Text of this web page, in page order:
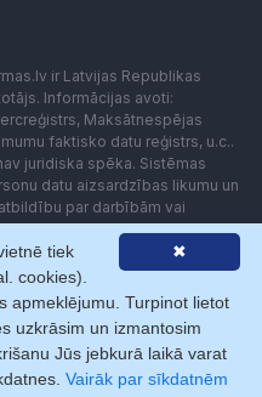
ir Latvijas Republikas
Informācijas avoti:
Maksātnespējas
faktisko datu reģistrs, u.c..
juridiska spēka. Sistēmas
datu aizsardzības likumu un
par darbībām vai
Lietotājam aizliegts
vai iekārtas (robotus)
ar Firmas.lv. Galvenā
Norēķini ar
✖
tiek
cookies).
apmeklējumu. Turpinot lietot
uzkrāsim un izmantosim
Jūs jebkurā laikā varat
Vairāk par sīkdatnēm